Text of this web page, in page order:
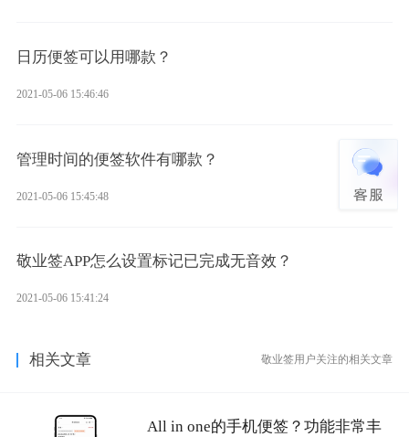
日历便签可以用哪款？
2021-05-06 15:46:46
管理时间的便签软件有哪款？
2021-05-06 15:45:48
敬业签APP怎么设置标记已完成无音效？
2021-05-06 15:41:24
相关文章 敬业签用户关注的相关文章
All in one的手机便签？功能非常丰